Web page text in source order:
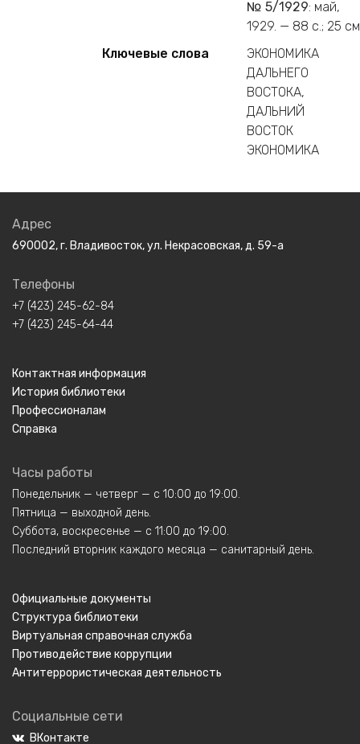
№ 5/1929: май,
1929. — 88 c.; 25 см
Ключевые слова
ЭКОНОМИКА
ДАЛЬНЕГО
ВОСТОКА,
ДАЛЬНИЙ
ВОСТОК
ЭКОНОМИКА
Адрес
690002, г. Владивосток, ул. Некрасовская, д. 59-а
Телефоны
+7 (423) 245-62-84
+7 (423) 245-64-44
Контактная информация
История библиотеки
Профессионалам
Справка
Часы работы
Понедельник — четверг — с 10:00 до 19:00.
Пятница — выходной день.
Суббота, воскресенье — с 11:00 до 19:00.
Последний вторник каждого месяца — санитарный день.
Официальные документы
Структура библиотеки
Виртуальная справочная служба
Противодействие коррупции
Антитеррористическая деятельность
Социальные сети
ВКонтакте